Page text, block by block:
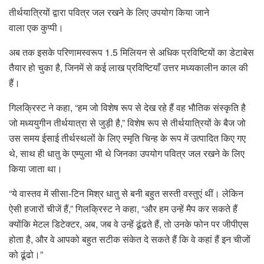
तीर्थयात्रियों द्वारा पवित्र जल रखने के लिए उपयोग किया जाने
वाला एक कुप्पी।
अब तक इसके परिणामस्वरूप 1.5 मिलियन से अधिक प्रविष्टियों का डेटाबेस
तैयार हो चुका है, जिनमें से कई लाख प्रविष्टियाँ उत्तर मध्यकालीन काल की
हैं।
गिलक्रिस्ट ने कहा, “हम जो विशेष रूप से देख रहे हैं वह भौतिक संस्कृति है
जो मध्ययुगीन तीर्थयात्रा से जुड़ी है,” विशेष रूप से तीर्थयात्रियों के बैज जो
उस समय ईसाई तीर्थस्थलों के लिए स्मृति चिन्ह के रूप में उत्पादित किए गए
थे, साथ ही धातु के एम्पुला भी थे जिनका उपयोग पवित्र जल रखने के लिए
किया जाता था।
“ये वास्तव में सीसा-टिन मिश्र धातु से बनी बहुत सस्ती वस्तुएं थीं। लेकिन
ऐसी हजारों चीजें हैं,” गिलक्रिस्ट ने कहा, “और हम उन्हें मैप कर सकते हैं
क्योंकि मेटल डिटेक्टर, अब, जब वे उन्हें ढूंढते हैं, तो उनके फोन पर जीपीएस
होता है, और वे आपको बहुत सटीक संकेत दे सकते हैं कि वे कहां हैं इन चीजों
को ढूंढो।”